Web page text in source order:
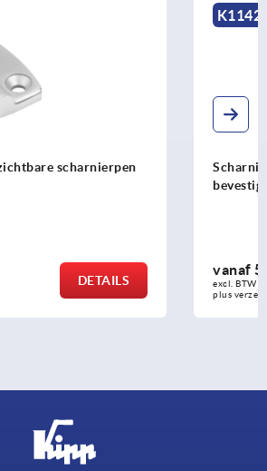
of rvs, hoekig, met
DETAILS